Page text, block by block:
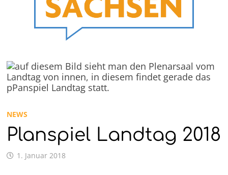
NEWS
Planspiel Landtag 2018
1. Januar 2018